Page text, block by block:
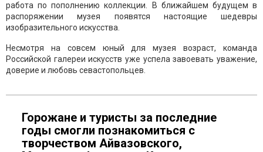
работа по пополнению коллекции. В ближайшем будущем в
распоряжении музея появятся настоящие шедевры
изобразительного искусства.
Несмотря на совсем юный для музея возраст, команда
Российской галереи искусств уже успела завоевать уважение,
доверие и любовь севастопольцев.
Горожане и туристы за последние
годы смогли познакомиться с
творчеством Айвазовского,